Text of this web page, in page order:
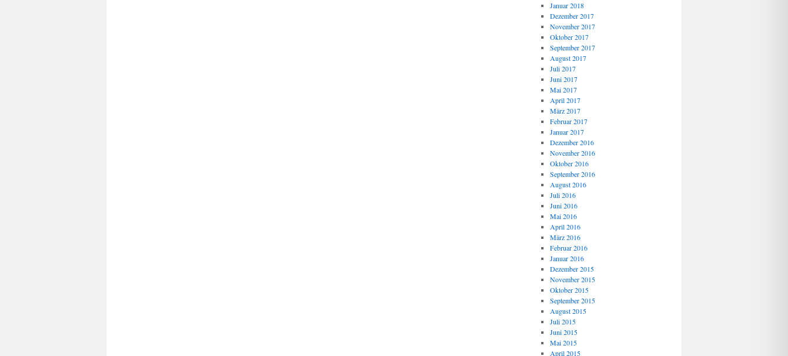
Januar 2018
Dezember 2017
November 2017
Oktober 2017
September 2017
August 2017
Juli 2017
Juni 2017
Mai 2017
April 2017
März 2017
Februar 2017
Januar 2017
Dezember 2016
November 2016
Oktober 2016
September 2016
August 2016
Juli 2016
Juni 2016
Mai 2016
April 2016
März 2016
Februar 2016
Januar 2016
Dezember 2015
November 2015
Oktober 2015
September 2015
August 2015
Juli 2015
Juni 2015
Mai 2015
April 2015